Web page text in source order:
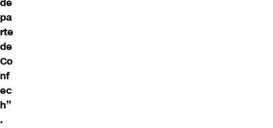
de
pa
rte
de
Co
nf
ec
h”
.